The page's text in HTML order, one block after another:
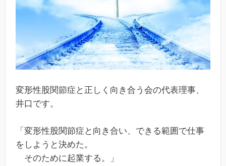
変形性股関節症と正しく向き合う会の代表理事、
井口です。
「変形性股関節症と向き合い、できる範囲で仕事
をしようと決めた。
そのために起業する。」